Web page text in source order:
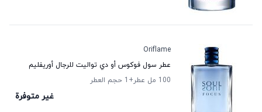
Oriflame
عطر سول فوكوس أو دي تواليت للرجال أوريفليم
100 مل عطر
+1 حجم العطر
غير متوفرة